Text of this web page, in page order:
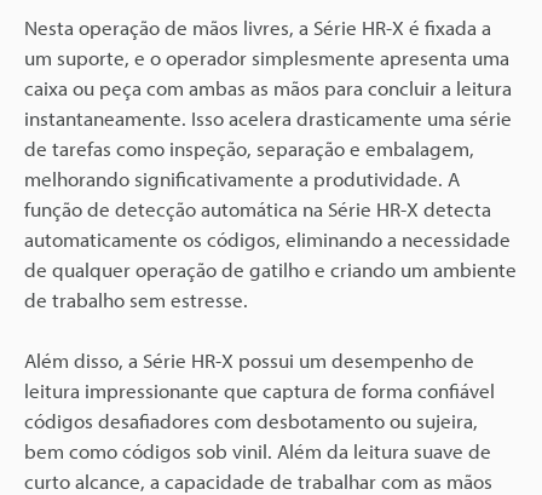
Nesta operação de mãos livres, a Série HR-X é fixada a
um suporte, e o operador simplesmente apresenta uma
caixa ou peça com ambas as mãos para concluir a leitura
instantaneamente. Isso acelera drasticamente uma série
de tarefas como inspeção, separação e embalagem,
melhorando significativamente a produtividade. A
função de detecção automática na Série HR-X detecta
automaticamente os códigos, eliminando a necessidade
de qualquer operação de gatilho e criando um ambiente
de trabalho sem estresse.
Além disso, a Série HR-X possui um desempenho de
leitura impressionante que captura de forma confiável
códigos desafiadores com desbotamento ou sujeira,
bem como códigos sob vinil. Além da leitura suave de
curto alcance, a capacidade de trabalhar com as mãos